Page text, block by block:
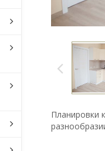
Планировки